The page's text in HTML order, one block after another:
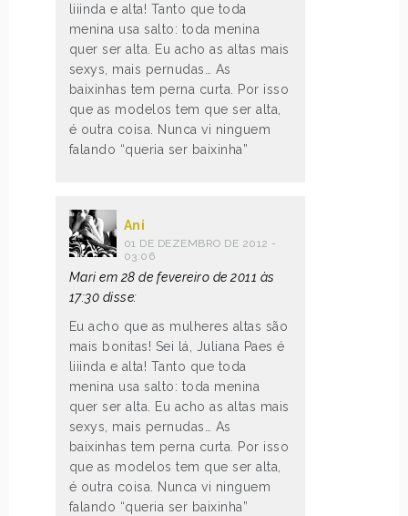
liiinda e alta! Tanto que toda
menina usa salto: toda menina
quer ser alta. Eu acho as altas mais
sexys, mais pernudas… As
baixinhas tem perna curta. Por isso
que as modelos tem que ser alta,
é outra coisa. Nunca vi ninguem
falando “queria ser baixinha”
Ani
01 DE DEZEMBRO DE 2012 -
03:06
Mari em 28 de fevereiro de 2011 às
17:30 disse:
Eu acho que as mulheres altas são
mais bonitas! Sei lá, Juliana Paes é
liiinda e alta! Tanto que toda
menina usa salto: toda menina
quer ser alta. Eu acho as altas mais
sexys, mais pernudas… As
baixinhas tem perna curta. Por isso
que as modelos tem que ser alta,
é outra coisa. Nunca vi ninguem
falando “queria ser baixinha”